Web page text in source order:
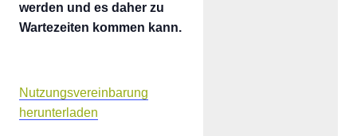
werden und es daher zu
Wartezeiten kommen kann.
Nutzungsvereinbarung
herunterladen